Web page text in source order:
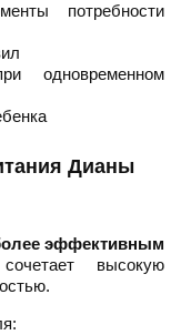
потребности
одновременном
Дианы
эффективным
высокую